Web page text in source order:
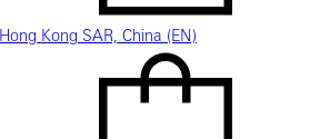
Hong Kong SAR, China (EN)